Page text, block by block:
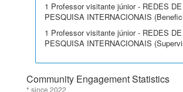
1 Professor visitante júnior - REDES DE
PESQUISA INTERNACIONAIS
1 Professor visitante júnior - REDES DE
PESQUISA INTERNACIONAIS
Community Engagement Statistics
* since 2022